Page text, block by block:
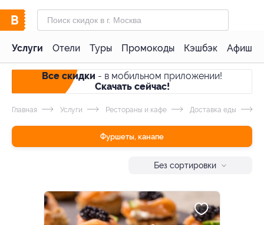
Услуги Отели Туры Промокоды Кэшбэк Афиша
Все скидки - в мобильном приложении!
Скачать сейчас!
Главная Услуги Рестораны и кафе Доставка еды
Фуршеты, канапе
Без сортировки